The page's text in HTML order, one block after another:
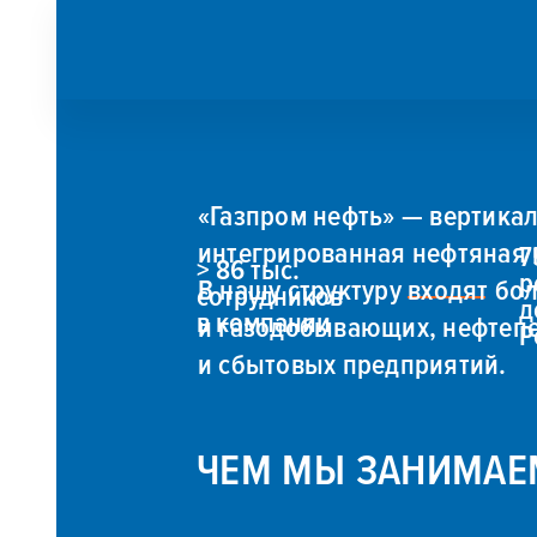
«Газпром нефть» —
интегрированная
В нашу структуру входят
и газодобывающих,
и сбытовых предприятий.
> 86 тыс.
сотрудников
в компании
ЧЕМ МЫ